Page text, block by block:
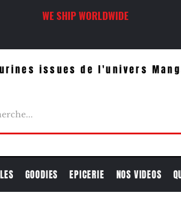
WE SHIP WORLDWIDE
issues de l'univers
GOODIES EPICERIE NOS VIDEOS